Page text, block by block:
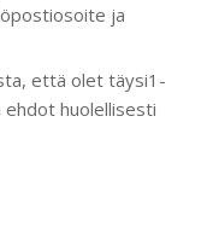
ja
että olet täysi1-
ehdot huolellisesti